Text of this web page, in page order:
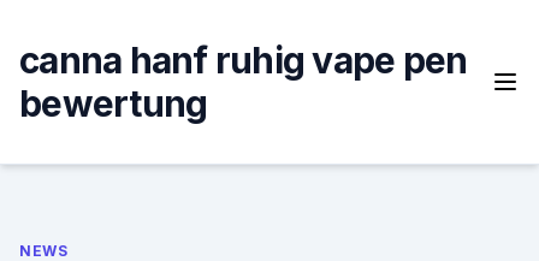
content
canna hanf ruhig vape pen
bewertung
NEWS